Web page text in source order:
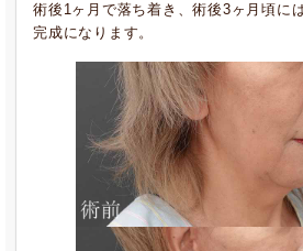
術後1ヶ月で落ち着き、術後3ヶ月頃に
完成になります。